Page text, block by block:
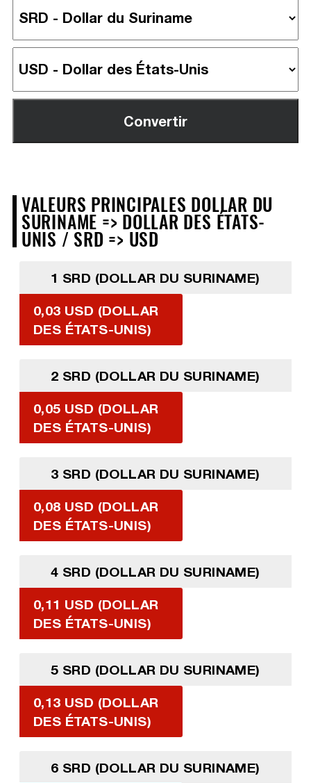
VALEURS PRINCIPALES DOLLAR DU
SURINAME => DOLLAR DES ÉTATS-
UNIS / SRD => USD
1 SRD (DOLLAR DU SURINAME)
0,03 USD (DOLLAR
DES ÉTATS-UNIS)
2 SRD (DOLLAR DU SURINAME)
0,05 USD (DOLLAR
DES ÉTATS-UNIS)
3 SRD (DOLLAR DU SURINAME)
0,08 USD (DOLLAR
DES ÉTATS-UNIS)
4 SRD (DOLLAR DU SURINAME)
0,11 USD (DOLLAR
DES ÉTATS-UNIS)
5 SRD (DOLLAR DU SURINAME)
0,13 USD (DOLLAR
DES ÉTATS-UNIS)
6 SRD (DOLLAR DU SURINAME)